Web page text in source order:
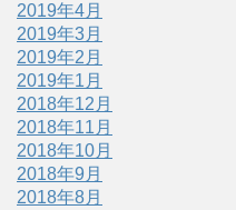
2019年4月
2019年3月
2019年2月
2019年1月
2018年12月
2018年11月
2018年10月
2018年9月
2018年8月